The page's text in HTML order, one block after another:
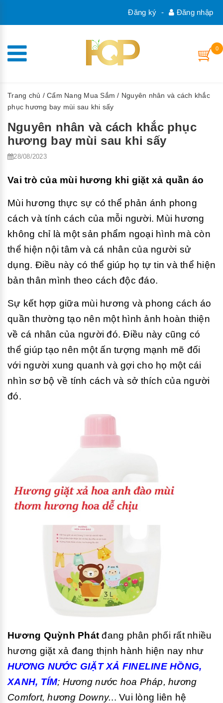
Đăng nhập
-
Đăng ký
0
Trang chủ / Cẩm Nang Mua Sắm / Nguyên nhân và cách khắc
phục hương bay mùi sau khi sấy
Nguyên nhân và cách khắc phục
hương bay mùi sau khi sấy
28/08/2023
Vai trò của mùi hương khi giặt xả quần áo
Mùi hương thực sự có thể phản ánh phong
cách và tính cách của mỗi người. Mùi hương
không chỉ là một sản phẩm ngoại hình mà còn
thể hiện nội tâm và cá nhân của người sử
dụng. Điều này có thể giúp họ tự tin và thể hiện
bản thân mình theo cách độc đáo.
Sự kết hợp giữa mùi hương và phong cách áo
quần thường tạo nên một hình ảnh hoàn thiện
về cá nhân của người đó. Điều này cũng có
thể giúp tạo nên một ấn tượng mạnh mẽ đối
với người xung quanh và gợi cho họ một cái
nhìn sơ bộ về tính cách và sở thích của người
đó.
Hương Quỳnh Phát đang phân phối rất nhiều
hương giặt xả đang thịnh hành hiện nay như
HƯƠNG NƯỚC GIẶT XẢ FINELINE HỒNG,
XANH, TÍM; Hương nước hoa Pháp, hương
Comfort, hương Downy... Vui lòng liên hệ